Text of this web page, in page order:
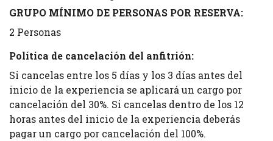
GRUPO MÍNIMO DE PERSONAS POR RESERVA:
2 Personas
Política de cancelación del anfitrión:
Si cancelas entre los 5 días y los 3 días antes del
inicio de la experiencia se aplicará un cargo por
cancelación del 30%. Si cancelas dentro de los 12
horas antes del inicio de la experiencia deberás
pagar un cargo por cancelación del 100%.